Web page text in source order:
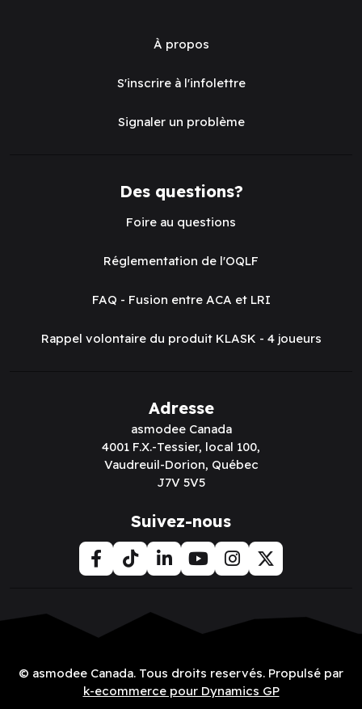
À propos
S'inscrire à l'infolettre
Signaler un problème
Des questions?
Foire au questions
Réglementation de l'OQLF
FAQ - Fusion entre ACA et LRI
Rappel volontaire du produit KLASK - 4 joueurs
Adresse
asmodee Canada
4001 F.X.-Tessier, local 100,
Vaudreuil-Dorion, Québec
J7V 5V5
Suivez-nous
© asmodee Canada. Tous droits reservés. Propulsé par
k-ecommerce pour Dynamics GP